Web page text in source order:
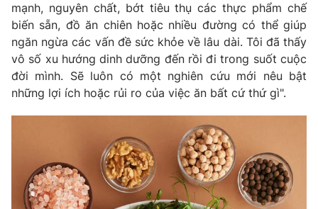
thuận bằng văn bản. Ghi rõ nguồn VTV.vn khi phát hành lại
thông tin từ website này.
mạnh, nguyên chất, bớt tiêu thụ các thực phẩm chế
biến sẵn, đồ ăn chiên hoặc nhiều đường có thể giúp
ngăn ngừa các vấn đề sức khỏe về lâu dài. Tôi đã thấy
vô số xu hướng dinh dưỡng đến rồi đi trong suốt cuộc
đời mình. Sẽ luôn có một nghiên cứu mới nêu bật
những lợi ích hoặc rủi ro của việc ăn bất cứ thứ gì".